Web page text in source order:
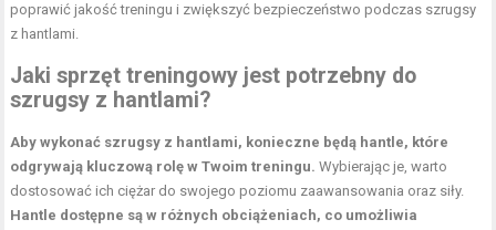
poprawić jakość treningu i zwiększyć bezpieczeństwo podczas szrugsy
z hantlami.
Jaki sprzęt treningowy jest potrzebny do
szrugsy z hantlami?
Aby wykonać szrugsy z hantlami, konieczne będą hantle, które
odgrywają kluczową rolę w Twoim treningu. Wybierając je, warto
dostosować ich ciężar do swojego poziomu zaawansowania oraz siły.
Hantle dostępne są w różnych obciążeniach, co umożliwia